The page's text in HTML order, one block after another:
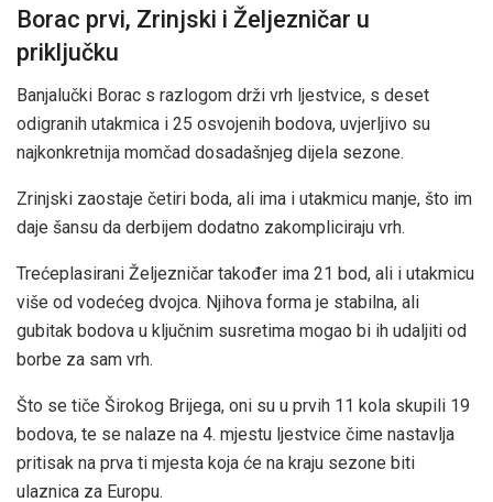
Borac prvi, Zrinjski i Željezničar u
priključku
Banjalučki Borac s razlogom drži vrh ljestvice, s deset
odigranih utakmica i 25 osvojenih bodova, uvjerljivo su
najkonkretnija momčad dosadašnjeg dijela sezone.
Zrinjski zaostaje četiri boda, ali ima i utakmicu manje, što im
daje šansu da derbijem dodatno zakompliciraju vrh.
Trećeplasirani Željezničar također ima 21 bod, ali i utakmicu
više od vodećeg dvojca. Njihova forma je stabilna, ali
gubitak bodova u ključnim susretima mogao bi ih udaljiti od
borbe za sam vrh.
Što se tiče Širokog Brijega, oni su u prvih 11 kola skupili 19
bodova, te se nalaze na 4. mjestu ljestvice čime nastavlja
pritisak na prva ti mjesta koja će na kraju sezone biti
ulaznica za Europu.